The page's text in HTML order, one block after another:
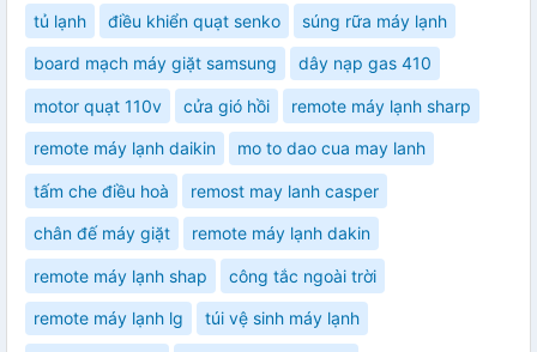
tủ lạnh điều khiển quạt senko súng rữa máy lạnh
board mạch máy giặt samsung dây nạp gas 410
motor quạt 110v cửa gió hồi remote máy lạnh sharp
remote máy lạnh daikin mo to dao cua may lanh
tấm che điều hoà remost may lanh casper
chân đế máy giặt remote máy lạnh dakin
remote máy lạnh shap công tắc ngoài trời
remote máy lạnh lg túi vệ sinh máy lạnh